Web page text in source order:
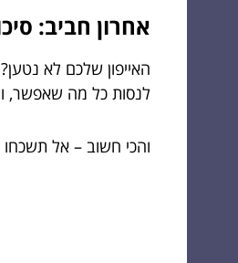
אחרון חביב:
האייפון שלכם לא
לנסות כל מה שאפשר,
והכי חשוב – אל